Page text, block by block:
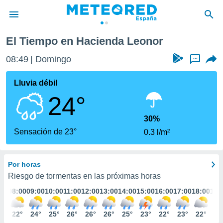
de
por
se
calidad.
a este
las
y
forma
digital
basada
El Tiempo en Hacienda Leonor
08:49 Domingo ...
Lluvia débil
24°
Sensación de 23°
30%
0.3 l/m²
Por horas
Riesgo de tormentas en las próximas horas
08:00
22°
09:00
24°
10:00
25°
11:00
26°
12:00
26°
13:00
26°
14:00
25°
15:00
23°
16:00
22°
17:00
23°
18:00
22°